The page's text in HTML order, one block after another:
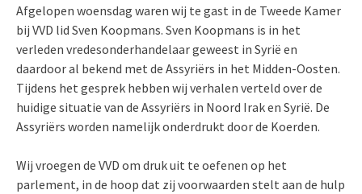
Afgelopen woensdag waren wij te gast in de Tweede Kamer
bij VVD lid Sven Koopmans. Sven Koopmans is in het
verleden vredesonderhandelaar geweest in Syrië en
daardoor al bekend met de Assyriërs in het Midden-Oosten.
Tijdens het gesprek hebben wij verhalen verteld over de
huidige situatie van de Assyriërs in Noord Irak en Syrië. De
Assyriërs worden namelijk onderdrukt door de Koerden.
Wij vroegen de VVD om druk uit te oefenen op het
parlement, in de hoop dat zij voorwaarden stelt aan de hulp